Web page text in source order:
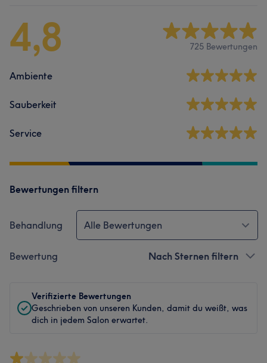
4,8 725 Bewertungen
Ambiente
Sauberkeit
Service
Bewertungen filtern
Behandlung Alle Bewertungen
Bewertung Nach Sternen filtern
Verifizierte Bewertungen
Geschrieben von unseren Kunden, damit du weißt, was
dich in jedem Salon erwartet.